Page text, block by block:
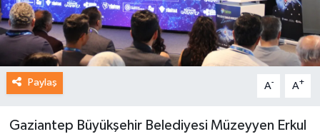
Paylaş A- A+
Gaziantep Büyükşehir Belediyesi Müzeyyen Erkul